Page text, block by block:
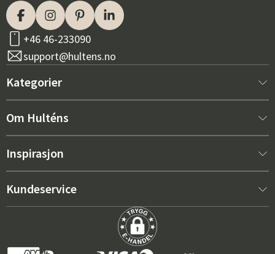
+46 46-233090
support@hultens.no
Kategorier
Nytt hos oss
Innredning
Om Hulténs
Om Hulténs
Salgsavdeling
Inspirasjon
Bestselger
De riktige putene for maksimal komfort – slik velger du
Kundeservice
Kjøpsvilkår